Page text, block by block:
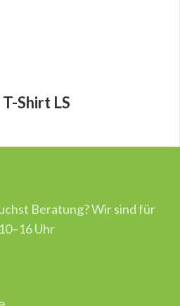
Shirt LS
Beratung? Wir sind für
Uhr